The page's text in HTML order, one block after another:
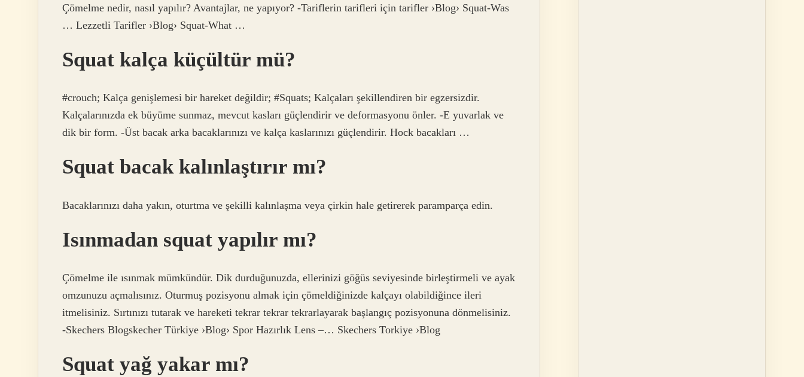
Çömelme nedir, nasıl yapılır? Avantajlar, ne yapıyor? -Tariflerin tarifleri için tarifler ›Blog› Squat-Was
… Lezzetli Tarifler ›Blog› Squat-What …
Squat kalça küçültür mü?
#crouch; Kalça genişlemesi bir hareket değildir; #Squats; Kalçaları şekillendiren bir egzersizdir.
Kalçalarınızda ek büyüme sunmaz, mevcut kasları güçlendirir ve deformasyonu önler. -E yuvarlak ve
dik bir form. -Üst bacak arka bacaklarınızı ve kalça kaslarınızı güçlendirir. Hock bacakları …
Squat bacak kalınlaştırır mı?
Bacaklarınızı daha yakın, oturtma ve şekilli kalınlaşma veya çirkin hale getirerek paramparça edin.
Isınmadan squat yapılır mı?
Çömelme ile ısınmak mümkündür. Dik durduğunuzda, ellerinizi göğüs seviyesinde birleştirmeli ve ayak
omzunuzu açmalısınız. Oturmuş pozisyonu almak için çömeldiğinizde kalçayı olabildiğince ileri
itmelisiniz. Sırtınızı tutarak ve hareketi tekrar tekrar tekrarlayarak başlangıç ​​pozisyonuna dönmelisiniz.
-Skechers Blogskecher Türkiye ›Blog› Spor Hazırlık Lens –… Skechers Torkiye ›Blog
Squat yağ yakar mı?